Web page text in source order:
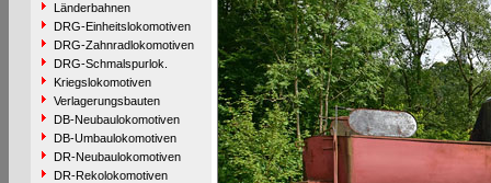
Länderbahnen
DRG-Einheitslokomotiven
DRG-Zahnradlokomotiven
DRG-Schmalspurlok.
Kriegslokomotiven
Verlagerungsbauten
DB-Neubaulokomotiven
DB-Umbaulokomotiven
DR-Neubaulokomotiven
DR-Rekolokomotiven